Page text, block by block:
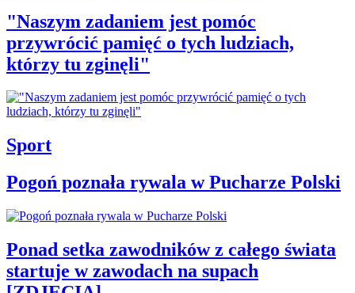
"Naszym zadaniem jest pomóc
przywrócić pamięć o tych ludziach,
którzy tu zginęli"
Sport
Pogoń poznała rywala w Pucharze Polski
Ponad setka zawodników z całego świata
startuje w zawodach na supach